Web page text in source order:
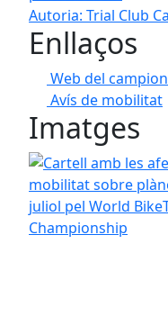
Autoria: Trial Club
Enllaços
Web del
Avís de mobilitat
Imatges
Cartell amb les